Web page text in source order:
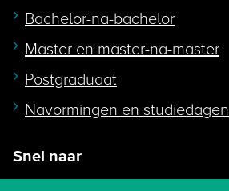
Bachelor-na-bachelor
Master en master-na-master
Postgraduaat
Navormingen en studiedagen
Snel naar